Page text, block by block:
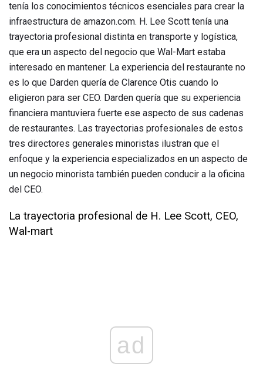
tenía los conocimientos técnicos esenciales para crear la
infraestructura de amazon.com. H. Lee Scott tenía una
trayectoria profesional distinta en transporte y logística,
que era un aspecto del negocio que Wal-Mart estaba
interesado en mantener. La experiencia del restaurante no
es lo que Darden quería de Clarence Otis cuando lo
eligieron para ser CEO. Darden quería que su experiencia
financiera mantuviera fuerte ese aspecto de sus cadenas
de restaurantes. Las trayectorias profesionales de estos
tres directores generales minoristas ilustran que el
enfoque y la experiencia especializados en un aspecto de
un negocio minorista también pueden conducir a la oficina
del CEO.
La trayectoria profesional de H. Lee Scott, CEO,
Wal-mart
ad